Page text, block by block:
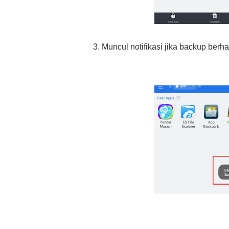
3. Muncul notifikasi jika backup